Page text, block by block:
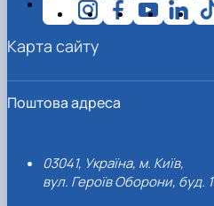
Поштова адреса
03041, Україна, м. Київ,
вул. Героїв Оборони, буд.
Карта сайту